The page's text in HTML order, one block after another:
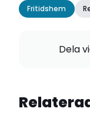
Fritidshem
Dela